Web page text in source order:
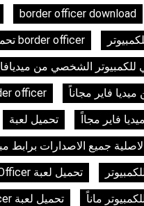
border officer download
border officer تحميل للكمبيوتر
officer
تحميل لعبة
تحميل لعبة Border Officer للكمبيوتر برابط مباشر
تحميل لعبة Border Officer للكمبيوتر مجانً